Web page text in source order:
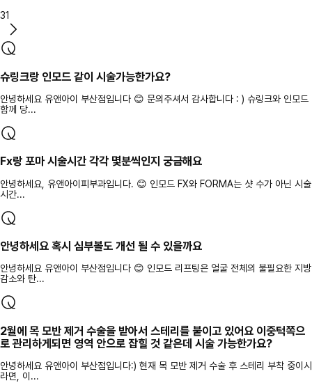
31
슈링크랑 인모드 같이 시술가능한가요?
안녕하세요 유앤아이 부산점입니다 😊 문의주셔서 감사합니다 : ) 슈링크와 인모드
함께 당...
Fx랑 포마 시술시간 각각 몇분씩인지 궁금해요
안녕하세요, 유앤아이피부과입니다. 😊 인모드 FX와 FORMA는 샷 수가 아닌 시술
시간...
안녕하세요 혹시 심부볼도 개선 될 수 있을까요
안녕하세요 유앤아이 부산점입니다 😊 인모드 리프팅은 얼굴 전체의 불필요한 지방
감소와 탄...
2월에 목 모반 제거 수술을 받아서 스테리를 붙이고 있어요 이중턱쪽으
로 관리하게되면 영역 안으로 잡힐 것 같은데 시술 가능한가요?
안녕하세요 유앤아이 부산점입니다:) 현재 목 모반 제거 수술 후 스테리 부착 중이시
라면, 이...